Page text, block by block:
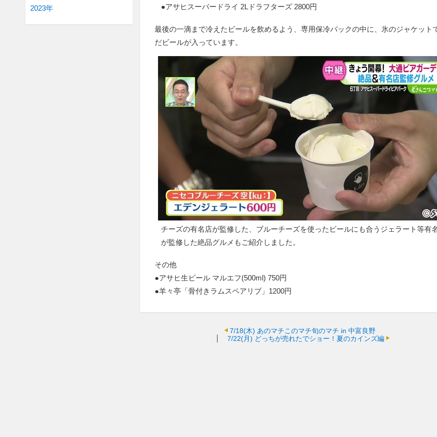
●アサヒスーパードライ 2Lドラフターズ 2800円
最後の一滴まで冷えたビールを飲めるよう、専用保冷バックの中に、氷のジャケット
だビールが入っています。
チーズの有名店が監修した、ブルーチーズを使ったビールにも合うジェラート等有
が監修した絶品グルメもご紹介しました。
その他
●アサヒ生ビール マルエフ(500ml) 750円
●羊々亭「骨付きラムスペアリブ」1200円
7/18(木) あのマチこのマチ旬のマチ in 中富良野
7/22(月) どっちが売れたでショー！夏のカインズ編
2023年